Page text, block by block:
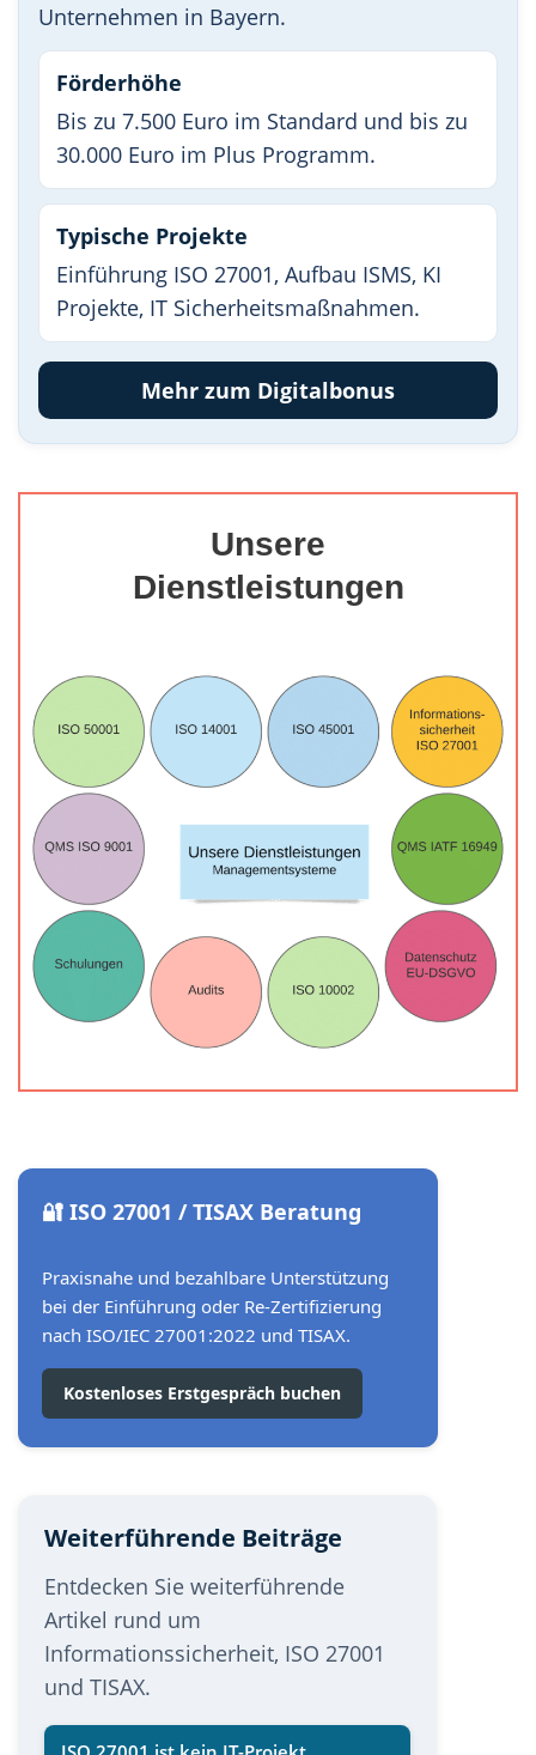
Unternehmen in Bayern.
Förderhöhe
Bis zu 7.500 Euro im Standard und bis zu
30.000 Euro im Plus Programm.
Typische Projekte
Einführung ISO 27001, Aufbau ISMS, KI
Projekte, IT Sicherheitsmaßnahmen.
Mehr zum Digitalbonus
Unsere
Dienstleistungen
🔐 ISO 27001 / TISAX Beratung
Praxisnahe und bezahlbare Unterstützung
bei der Einführung oder Re-Zertifizierung
nach ISO/IEC 27001:2022 und TISAX.
Kostenloses Erstgespräch buchen
Weiterführende Beiträge
Entdecken Sie weiterführende
Artikel rund um
Informationssicherheit, ISO 27001
und TISAX.